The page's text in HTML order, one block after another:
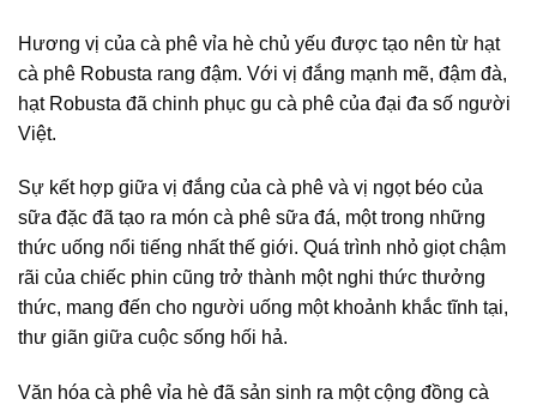
Hương vị của cà phê vỉa hè chủ yếu được tạo nên từ hạt
cà phê Robusta rang đậm. Với vị đắng mạnh mẽ, đậm đà,
hạt Robusta đã chinh phục gu cà phê của đại đa số người
Việt.
Sự kết hợp giữa vị đắng của cà phê và vị ngọt béo của
sữa đặc đã tạo ra món cà phê sữa đá, một trong những
thức uống nổi tiếng nhất thế giới. Quá trình nhỏ giọt chậm
rãi của chiếc phin cũng trở thành một nghi thức thưởng
thức, mang đến cho người uống một khoảnh khắc tĩnh tại,
thư giãn giữa cuộc sống hối hả.
Văn hóa cà phê vỉa hè đã sản sinh ra mộtcộng đồng cà